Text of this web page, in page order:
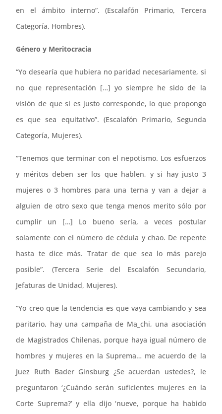
en el ámbito interno”. (Escalafón Primario, Tercera
Categoría, Hombres).
Género y Meritocracia
“Yo desearía que hubiera no paridad necesariamente, si
no que representación […] yo siempre he sido de la
visión de que si es justo corresponde, lo que propongo
es que sea equitativo”. (Escalafón Primario, Segunda
Categoría, Mujeres).
“Tenemos que terminar con el nepotismo. Los esfuerzos
y méritos deben ser los que hablen, y si hay justo 3
mujeres o 3 hombres para una terna y van a dejar a
alguien de otro sexo que tenga menos merito sólo por
cumplir un […] Lo bueno sería, a veces postular
solamente con el número de cédula y chao. De repente
hasta te dice más. Tratar de que sea lo más parejo
posible”. (Tercera Serie del Escalafón Secundario,
Jefaturas de Unidad, Mujeres).
“Yo creo que la tendencia es que vaya cambiando y sea
paritario, hay una campaña de Ma_chi, una asociación
de Magistrados Chilenas, porque haya igual número de
hombres y mujeres en la Suprema… me acuerdo de la
Juez Ruth Bader Ginsburg ¿Se acuerdan ustedes?, le
preguntaron ‘¿Cuándo serán suficientes mujeres en la
Corte Suprema?’ y ella dijo ‘nueve, porque ha habido